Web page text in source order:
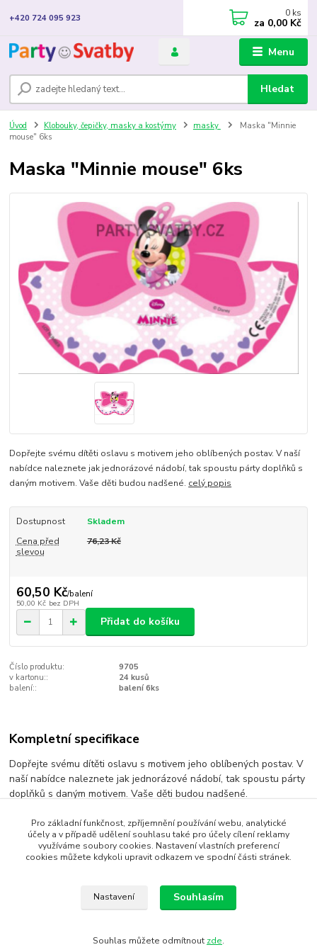
Menu
Hledat
+420 724 095 923 0 ks
za 0,00 Kč
Úvod Klobouky, čepičky, masky a kostýmy masky
Maska "Minnie
mouse" 6ks
Maska "Minnie mouse" 6ks
Dopřejte svému dítěti oslavu s motivem jeho oblíbených postav. V naší
nabídce naleznete jak jednorázové nádobí, tak spoustu párty doplňků s
daným motivem. Vaše děti budou nadšené. celý popis
Dostupnost
Skladem
Cena před
slevou
76,23 Kč
60,50 Kč/balení
50,00 Kč bez DPH
Přidat do košíku
Číslo produktu:
9705
v kartonu::
24 kusů
balení::
balení 6ks
Kompletní specifikace
Dopřejte svému dítěti oslavu s motivem jeho oblíbených postav. V
naší nabídce naleznete jak jednorázové nádobí, tak spoustu párty
doplňků s daným motivem. Vaše děti budou nadšené.
Zboží zařazeno v kategoriích
Pro základní funkčnost, zpříjemnění používání webu, analytické
účely a v případě udělení souhlasu také pro účely cílení reklamy
využíváme soubory cookies. Nastavení vlastních preferencí
cookies můžete kdykoli upravit odkazem ve spodní části stránek.
Nastavení Souhlasím
Souhlas můžete odmítnout zde.